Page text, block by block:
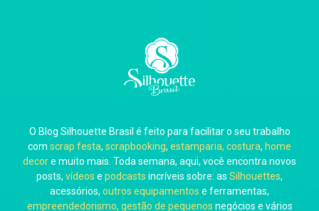
Carla Eschberger
Carol Pessoa
O Blog Silhouette Brasil é feito para facilitar o seu trabalho
com scrap festa, scrapbooking, estamparia, costura, home
decore muito mais. Toda semana, aqui, você encontra novos
posts, vídeos e podcasts incríveis sobre: as Silhouettes,
acessórios, outros equipamentos e ferramentas,
empreendedorismo, gestão de pequenos negócios e vários